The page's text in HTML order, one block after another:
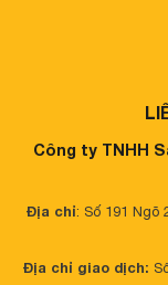
Công ty TNHH
Địa chỉ: Số 191 Ngõ
Địa chỉ giao dịch: